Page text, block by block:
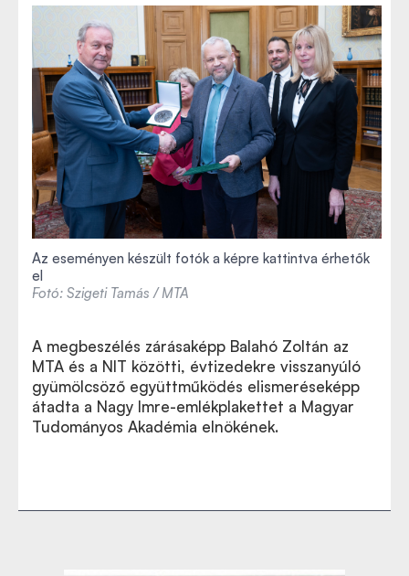
Az eseményen készült fotók a képre kattintva érhetők
el
Fotó: Szigeti Tamás / MTA
A megbeszélés zárásaképp Balahó Zoltán az
MTA és a NIT közötti, évtizedekre visszanyúló
gyümölcsöző együttműködés elismeréseképp
átadta a Nagy Imre-emlékplakettet a Magyar
Tudományos Akadémia elnökének.